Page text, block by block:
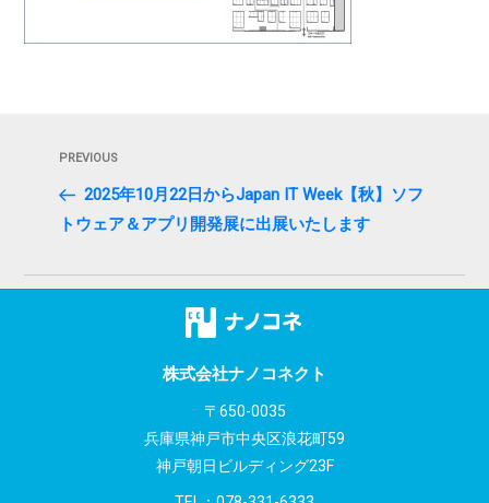
ゲ
Previous
Post
PREVIOUS
2025年10月22日からJapan IT Week【秋】ソフ
トウェア＆アプリ開発展に出展いたします
株式会社ナノコネクト
〒650-0035
兵庫県神戸市中央区浪花町59
神戸朝日ビルディング23F